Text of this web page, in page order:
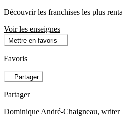
Découvrir les franchises les plus
Voir les enseignes
Mettre en favoris
Favoris
Partager
Partager
Dominique André-Chaigneau, writer